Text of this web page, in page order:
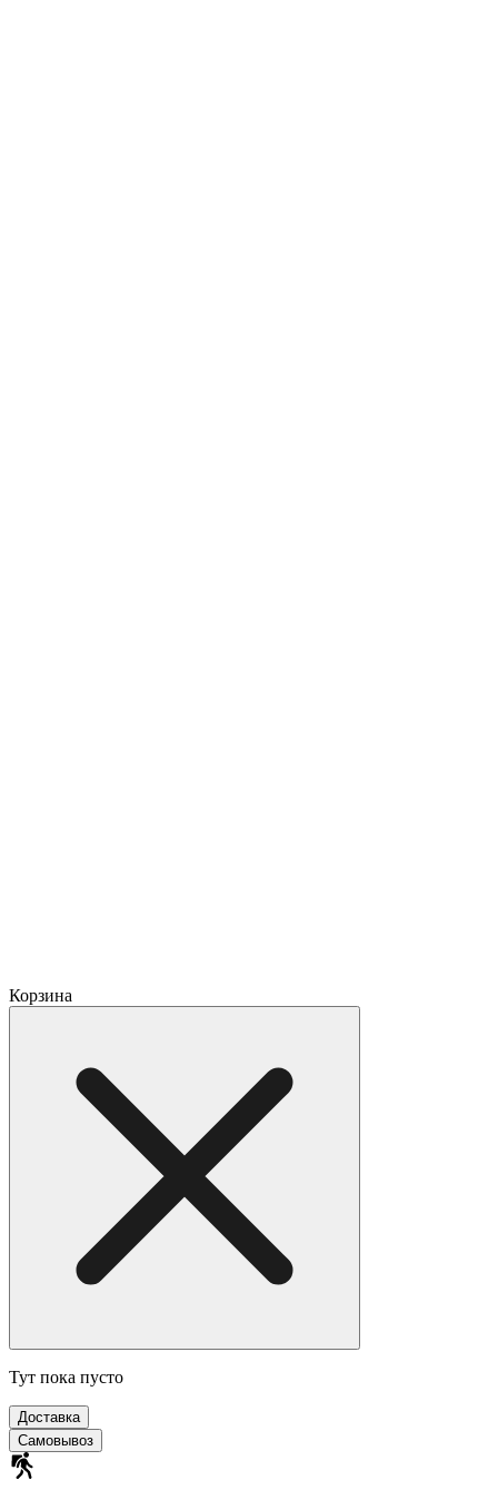
Корзина
Тут пока пусто
Доставка
Самовывоз